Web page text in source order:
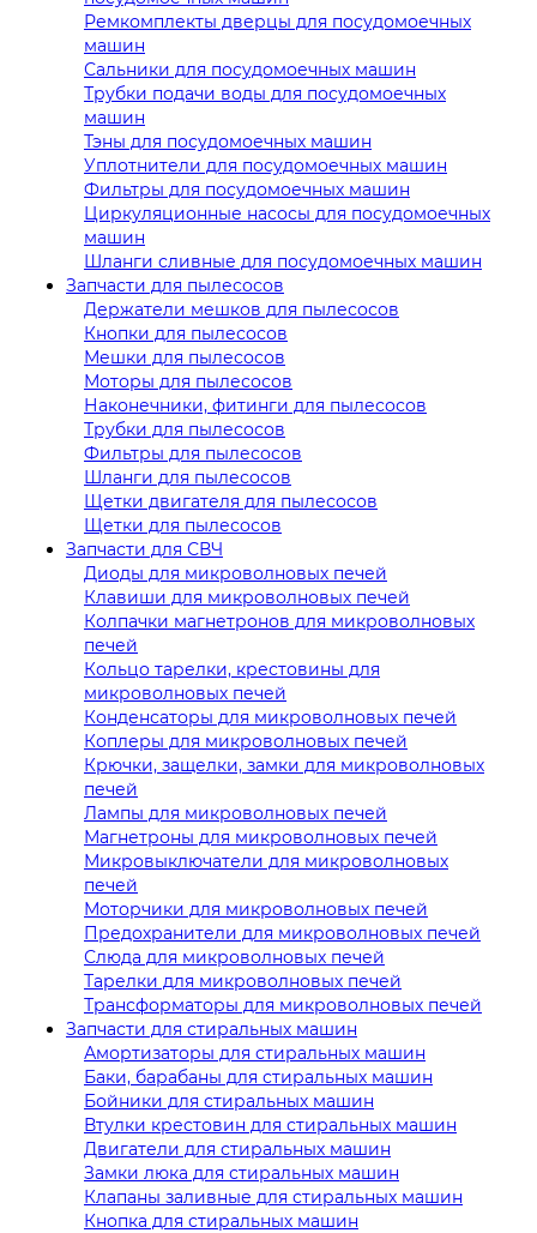
Ремкомплекты дверцы для посудомоечных
машин
Сальники для посудомоечных машин
Трубки подачи воды для посудомоечных
машин
Тэны для посудомоечных машин
Уплотнители для посудомоечных машин
Фильтры для посудомоечных машин
Циркуляционные насосы для посудомоечных
машин
Шланги сливные для посудомоечных машин
Запчасти для пылесосов
Держатели мешков для пылесосов
Кнопки для пылесосов
Мешки для пылесосов
Моторы для пылесосов
Наконечники, фитинги для пылесосов
Трубки для пылесосов
Фильтры для пылесосов
Шланги для пылесосов
Щетки двигателя для пылесосов
Щетки для пылесосов
Запчасти для СВЧ
Диоды для микроволновых печей
Клавиши для микроволновых печей
Колпачки магнетронов для микроволновых
печей
Кольцо тарелки, крестовины для
микроволновых печей
Конденсаторы для микроволновых печей
Коплеры для микроволновых печей
Крючки, защелки, замки для микроволновых
печей
Лампы для микроволновых печей
Магнетроны для микроволновых печей
Микровыключатели для микроволновых
печей
Моторчики для микроволновых печей
Предохранители для микроволновых печей
Слюда для микроволновых печей
Тарелки для микроволновых печей
Трансформаторы для микроволновых печей
Запчасти для стиральных машин
Амортизаторы для стиральных машин
Баки, барабаны для стиральных машин
Бойники для стиральных машин
Втулки крестовин для стиральных машин
Двигатели для стиральных машин
Замки люка для стиральных машин
Клапаны заливные для стиральных машин
Кнопка для стиральных машин